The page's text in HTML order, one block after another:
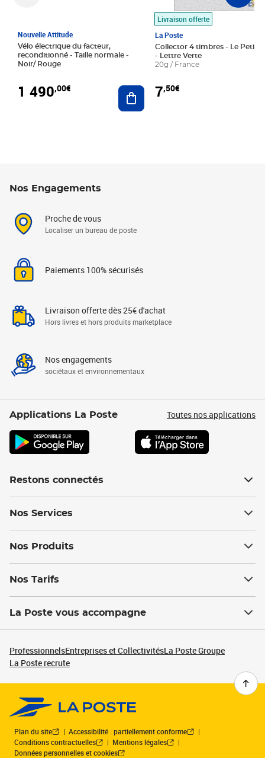
Nouvelle Attitude
Vélo électrique du facteur,
reconditionné - Taille normale -
Noir/ Rouge
1 490,00€ Ajouter au panier
Livraison offerte
La Poste
Collector 4 timbres - Le Petit
- Lettre Verte
20g / France
7,50€
Nos Engagements
Proche de vous
Localiser un bureau de poste
Paiements 100% sécurisés
Livraison offerte dès 25€ d'achat
Hors livres et hors produits marketplace
Nos engagements
sociétaux et environnementaux
Applications La Poste Toutes nos applications
Restons connectés
Nos Services
Nos Produits
Nos Tarifs
La Poste vous accompagne
ProfessionnelsEntreprises et CollectivitésLa Poste Groupe
La Poste recrute
Plan du site
Accessibilité : partiellement conforme
Conditions contractuelles
Mentions légales
Données personnelles et cookies